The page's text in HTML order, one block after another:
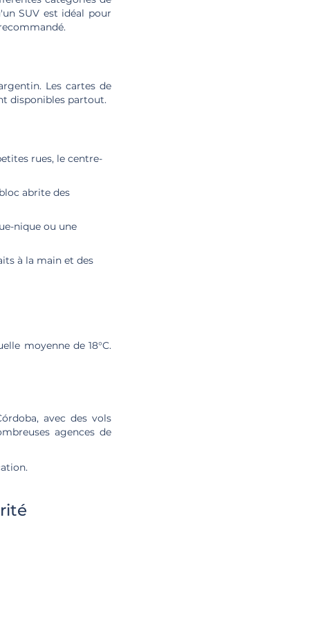
SUV est idéal pour
Les cartes de
disponibles partout.
rues, le centre-
abrite des
nique ou une
à la main et des
moyenne de 18°C.
avec des vols
agences de